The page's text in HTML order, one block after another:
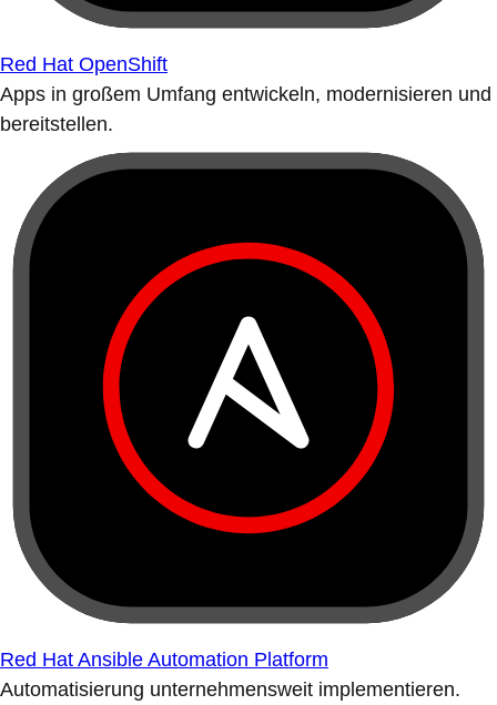
Red Hat OpenShift
Apps in großem Umfang entwickeln, modernisieren und
bereitstellen.
Red Hat Ansible Automation Platform
Automatisierung unternehmensweit implementieren.